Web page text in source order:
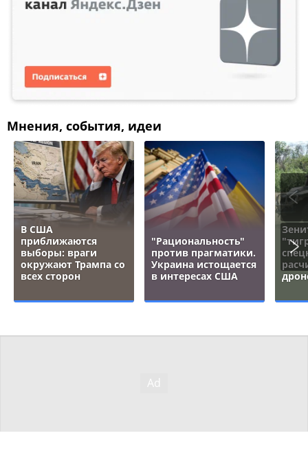
Мнения, события, идеи
В США
приближаются
выборы: враги
окружают Трампа со
всех сторон
"Рациональность"
против прагматики.
Украина истощается
в интересах США